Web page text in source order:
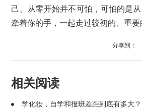
己。从零开始并不可怕，可怕的是
牵着你的手，一起走过较初的、重要
分享到：
相关阅读
学化妆，自学和报班差距到底有多大？